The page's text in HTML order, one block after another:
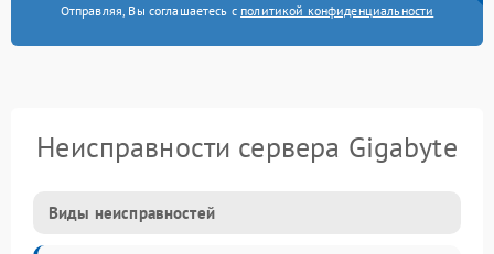
Отправляя, Вы соглашаетесь с политикой конфиденциальности
Неисправности сервера Gigabyte
Виды неисправностей